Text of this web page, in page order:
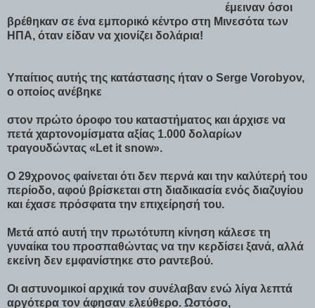
έμειναν όσοι
βρέθηκαν σε ένα εμπορικό κέντρο στη Μινεσότα των
ΗΠΑ, όταν είδαν να χιονίζει δολάρια!
Υπαίτιος αυτής της κατάστασης ήταν ο Serge Vorobyov,
ο οποίος ανέβηκε
στον πρώτο όροφο του καταστήματος και άρχισε να
πετά χαρτονομίσματα αξίας 1.000 δολαρίων
τραγουδώντας «Let it snow».
Ο 29χρονος φαίνεται ότι δεν περνά και την καλύτερή του
περίοδο, αφού βρίσκεται στη διαδικασία ενός διαζυγίου
και έχασε πρόσφατα την επιχείρησή του.
Μετά από αυτή την πρωτότυπη κίνηση κάλεσε τη
γυναίκα του προσπαθώντας να την κερδίσει ξανά, αλλά
εκείνη δεν εμφανίστηκε στο ραντεβού.
Οι αστυνομικοί αρχικά τον συνέλαβαν ενώ λίγα λεπτά
αργότερα τον άφησαν ελεύθερο. Ωστόσο,